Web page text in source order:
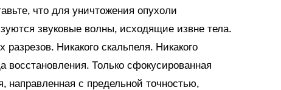
что для уничтожения опухоли
звуковые волны, исходящие извне тела.
разрезов. Никакого скальпеля. Никакого
восстановления. Только сфокусированная
направленная с предельной точностью,